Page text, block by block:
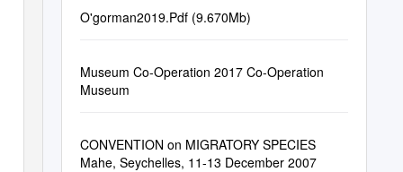
O'gorman2019.Pdf (9.670Mb)
Museum Co-Operation 2017 Co-Operation
Museum
CONVENTION on MIGRATORY SPECIES
Mahe, Seychelles, 11-13 December 2007